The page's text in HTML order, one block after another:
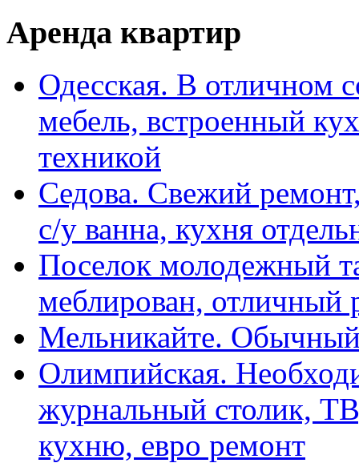
Аренда квартир
Одесская. В отличном
мебель, встроенный
техникой
Седова. Свежий
с/у ванна, кухня
Поселок молодежный
меблирован, отличный
Мельникайте.
Олимпийская.
журнальный столик,
кухню, евро ремонт